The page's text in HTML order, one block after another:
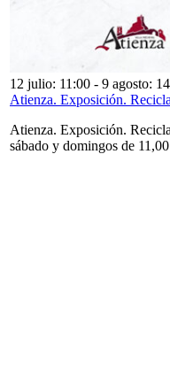
12 julio: 11:00 - 9 agosto:
Atienza. Exposición.
Atienza. Exposición.
sábado y domingos de